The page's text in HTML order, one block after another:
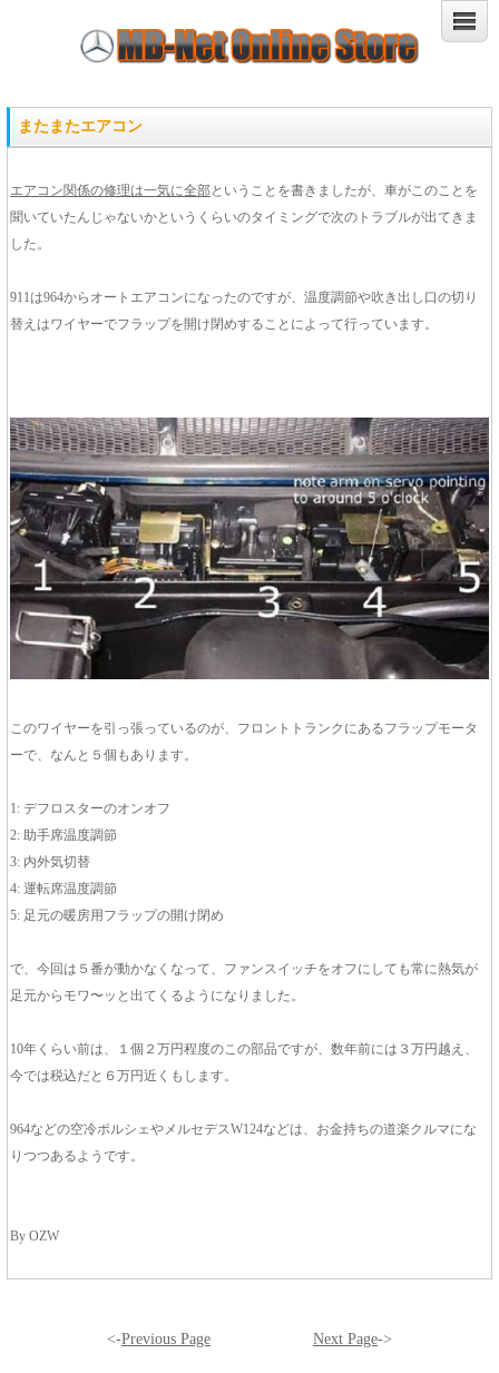
またまたエアコン
エアコン関係の修理は一気に全部ということを書きましたが、車がこのことを
聞いていたんじゃないかというくらいのタイミングで次のトラブルが出てきま
した。
911は964からオートエアコンになったのですが、温度調節や吹き出し口の切り
替えはワイヤーでフラップを開け閉めすることによって行っています。
このワイヤーを引っ張っているのが、フロントトランクにあるフラップモータ
ーで、なんと５個もあります。
1: デフロスターのオンオフ
2: 助手席温度調節
3: 内外気切替
4: 運転席温度調節
5: 足元の暖房用フラップの開け閉め
で、今回は５番が動かなくなって、ファンスイッチをオフにしても常に熱気が
足元からモワ〜ッと出てくるようになりました。
10年くらい前は、１個２万円程度のこの部品ですが、数年前には３万円越え、
今では税込だと６万円近くもします。
964などの空冷ポルシェやメルセデスW124などは、お金持ちの道楽クルマにな
りつつあるようです。
By OZW
<-Previous Page Next Page->